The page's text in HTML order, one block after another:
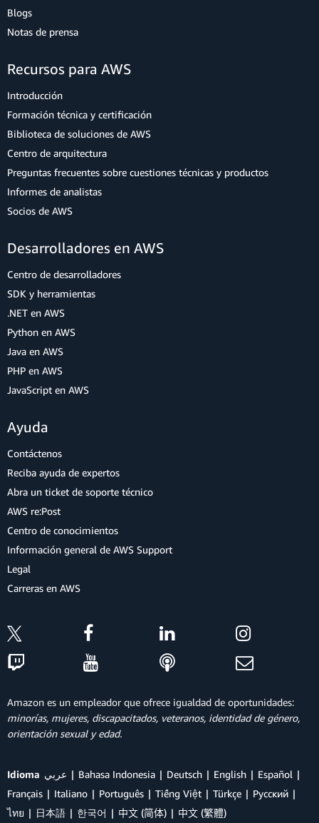
Blogs
Notas de prensa
Recursos para AWS
Introducción
Formación técnica y certificación
Biblioteca de soluciones de AWS
Centro de arquitectura
Preguntas frecuentes sobre cuestiones técnicas y productos
Informes de analistas
Socios de AWS
Desarrolladores en AWS
Centro de desarrolladores
SDK y herramientas
.NET en AWS
Python en AWS
Java en AWS
PHP en AWS
JavaScript en AWS
Ayuda
Contáctenos
Reciba ayuda de expertos
Abra un ticket de soporte técnico
AWS re:Post
Centro de conocimientos
Información general de AWS Support
Legal
Carreras en AWS
Amazon es un empleador que ofrece igualdad de oportunidades:
minorías, mujeres, discapacitados, veteranos, identidad de género,
orientación sexual y edad.
Idioma عربي Bahasa Indonesia Deutsch English
Español
Français
Italiano Português Tiếng Việt Türkçe
Ρусский
ไทย
日本語 한국어 中文 (简体) 中文 (繁體)